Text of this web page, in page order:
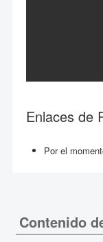
Enlaces de
Por el
Contenido